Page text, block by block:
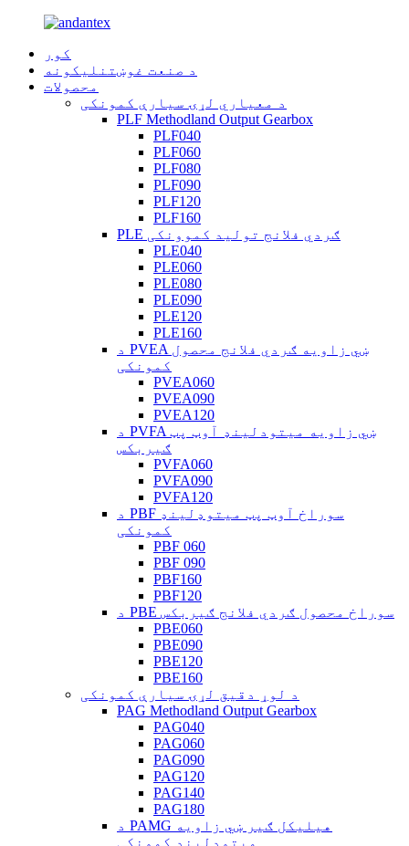
کور
د صنعت غوښتنلیکونه
محصولات
د معیاري لړۍ سیارې کمونکی
PLF Methodland Output Gearbox
PLF040
PLF060
PLF080
PLF090
PLF120
PLF160
PLE ګردي فلانج تولید کموونکی
PLE040
PLE060
PLE080
PLE090
PLE120
PLE160
د PVEA ښي زاویه ګردي فلانج محصول
کمونکی
PVEA060
PVEA090
PVEA120
د PVFA ښي زاویه میتودلینډ آوټ پټ
ګیربکس
PVFA060
PVFA090
PVFA120
د PBF سوراخ آوټ پټ میتوډلینډ
کمونکی
PBF 060
PBF 090
PBF160
PBF120
د PBE سوراخ محصول ګردي فلانج ګیربکس
PBE060
PBE090
PBE120
PBE160
د لوړ دقیق لړۍ سیارې کمونکی
PAG Methodland Output Gearbox
PAG040
PAG060
PAG090
PAG120
PAG140
PAG180
د PAMG هیلیکل ګیر ښي زاویه
میتودلینډ کمونکی